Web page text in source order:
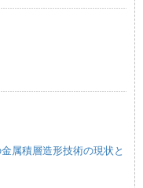
属積層造形技術の現状と